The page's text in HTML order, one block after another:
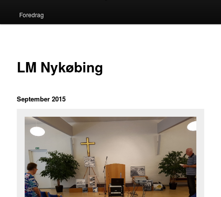
Foredrag
LM Nykøbing
September 2015